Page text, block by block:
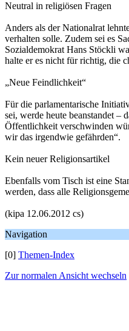
Neutral in religiösen Fragen
Anders als der Nationalrat
verhalten solle. Zudem sei es
Sozialdemokrat Hans Stöckli
halte er es nicht für richtig, die
„Neue Feindlichkeit“
Für die parlamentarische
sei, werde heute beanstandet –
Öffentlichkeit verschwinden
wir das irgendwie gefährden“.
Kein neuer Religionsartikel
Ebenfalls vom Tisch ist eine
werden, dass alle
(kipa 12.06.2012 cs)
Navigation
[0] Themen-Index
Zur normalen Ansicht wechseln